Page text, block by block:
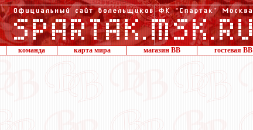
команда карта мира магазин ВВ гостевая ВВ